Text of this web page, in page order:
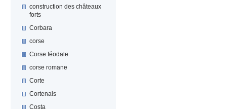
construction des châteaux
forts
Corbara
corse
Corse féodale
corse romane
Corte
Cortenais
Costa